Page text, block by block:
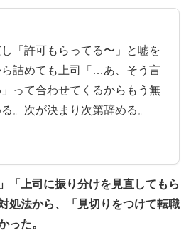
し「許可もらってる〜」と嘘を
詰めても上司「…あ、そう言
って合わせてくるからもう無
。次が決まり次第辞める。
「上司に振り分けを見直してもら
処法から、「見切りをつけて転職
った。